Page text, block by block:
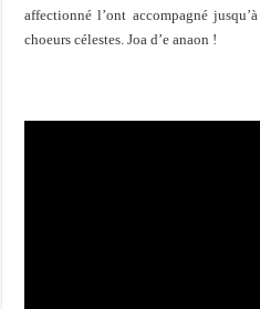
affectionné l’ont accompagné
choeurs célestes. Joa d’e anaon !